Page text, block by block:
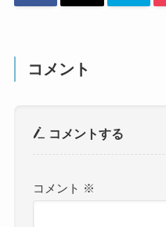
コメント
コメントする
コメント ※